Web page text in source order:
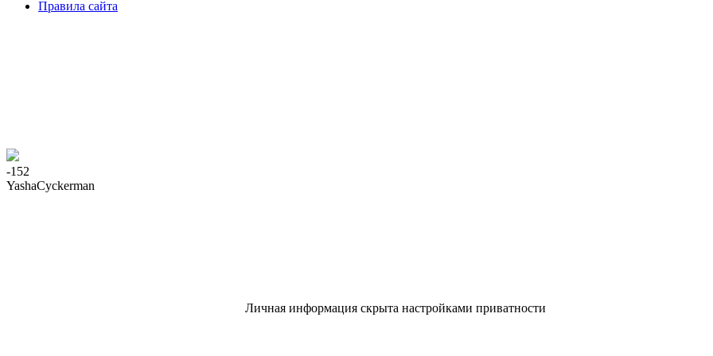
Правила сайта
-152
YashaCyckerman
Личная информация скрыта настройками приватности